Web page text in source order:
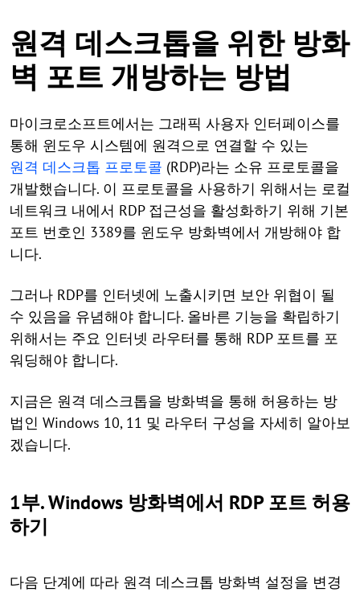
원격 데스크톱을 위한 방화
벽 포트 개방하는 방법
마이크로소프트에서는 그래픽 사용자 인터페이스를
통해 윈도우 시스템에 원격으로 연결할 수 있는
원격 데스크톱 프로토콜 (RDP)라는 소유 프로토콜을
개발했습니다. 이 프로토콜을 사용하기 위해서는 로컬
네트워크 내에서 RDP 접근성을 활성화하기 위해 기본
포트 번호인 3389를 윈도우 방화벽에서 개방해야 합
니다.
그러나 RDP를 인터넷에 노출시키면 보안 위협이 될
수 있음을 유념해야 합니다. 올바른 기능을 확립하기
위해서는 주요 인터넷 라우터를 통해 RDP 포트를 포
워딩해야 합니다.
지금은 원격 데스크톱을 방화벽을 통해 허용하는 방
법인 Windows 10, 11 및 라우터 구성을 자세히 알아보
겠습니다.
1부. Windows 방화벽에서 RDP 포트 허용
하기
다음 단계에 따라 원격 데스크톱 방화벽 설정을 변경